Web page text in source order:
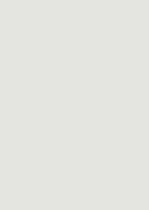
Заправка
Заправка
Заправка